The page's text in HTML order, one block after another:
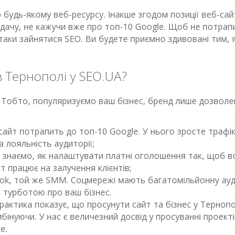
якому веб-ресурсу. Інакше згодом позиції веб-
не кажучи вже про топ-10 Google. Щоб не
зайнятися SEO. Ви будете приємно здивовані
у SEO.UA?
популяризуємо ваш бізнес, бренд лише
потрапить до топ-10 Google. У нього зросте
аудиторії;
як налаштувати платні оголошення так, щоб
працює на залучення клієнтів;
той же SMM. Соцмережі мають багатомільйонну
про ваш бізнес.
показує, що просунути сайт та бізнес у
У нас є величезний досвід у просуванні